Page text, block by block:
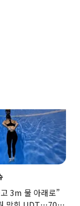
3m 물 아래로”